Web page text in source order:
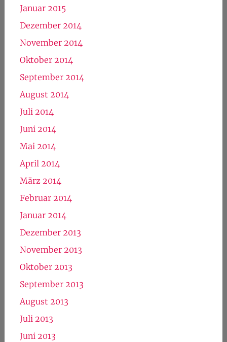
Januar 2015
Dezember 2014
November 2014
Oktober 2014
September 2014
August 2014
Juli 2014
Juni 2014
Mai 2014
April 2014
März 2014
Februar 2014
Januar 2014
Dezember 2013
November 2013
Oktober 2013
September 2013
August 2013
Juli 2013
Juni 2013